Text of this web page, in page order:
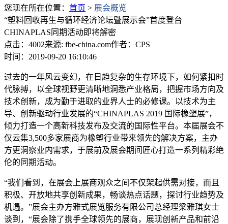
您现在所在位置： 首页 > 展会概览
“塑料回收再生与循环经济论坛暨展示会”首度登台
CHINAPLAS同期活动即将解密
点击：4002来源: fbe-china.com作者：CPS
时间：2019-09-20 16:10:46
过去的一年风云变幻，在日趋复杂的生存环境下，如何紧扣时
代脉搏，以全球视野更清晰地洞悉产业格局，把握市场方向及
技术创新，成为勤于进取的业界人士的必修课。以技术为主
导、创新驱动行业发展的“CHINAPLAS 2019 国际橡塑展”，
倾力打造一个高新科技发布及交流的国际性平台。本届展会不
仅云集3,500多家展商为橡塑行业带来领先的解决方案，主办
方更洞察业内需求，于展前及展会期间匠心打造一系列精彩绝
伦的同期活动。
“我们看到，在展会上展商观众之间不仅架起供需对接，而且
积极、开放地共享创新成果，畅谈热点话题，探讨行业趋势及
机遇。”展会主办方雅式展览服务有限公司总经理梁雅琪女士
谈到，“展会除了携手全球领先的展商，展现创新产品和前沿